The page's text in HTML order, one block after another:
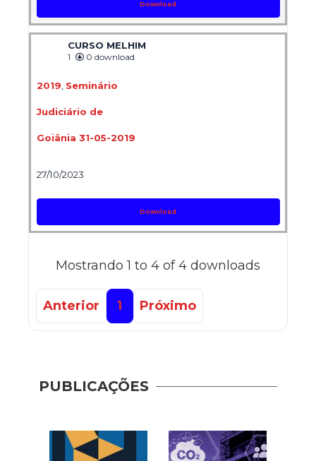
Download
CURSO MELHIM
1 0 download
2019 Seminário
Judiciário de
Goiânia 31-05-2019
27/10/2023
Download
Mostrando 1 to 4 of 4 downloads
Anterior 1 Próximo
PUBLICAÇÕES